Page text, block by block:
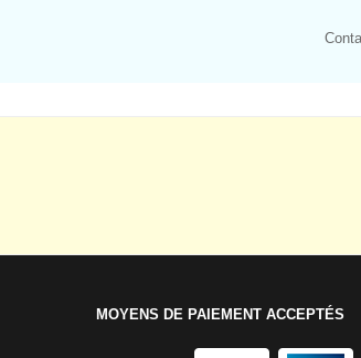
MOYENS DE PAIEMENT ACCEPTÉS